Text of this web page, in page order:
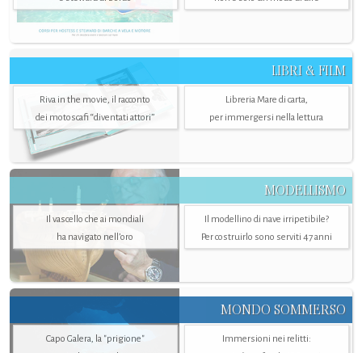
LIBRI & FILM
Riva in the movie, il racconto
dei motoscafi “diventati attori”
Libreria Mare di carta,
per immergersi nella lettura
MODELLISMO
Il vascello che ai mondiali
ha navigato nell’oro
Il modellino di nave irripetibile?
Per costruirlo sono serviti 47 anni
MONDO SOMMERSO
Capo Galera, la "prigione"
Immersioni nei relitti: